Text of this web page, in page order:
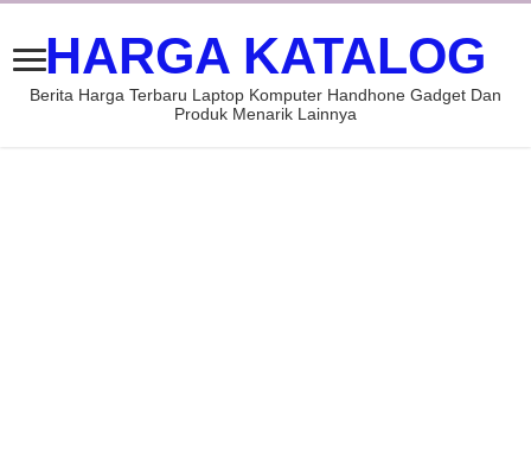
HARGA KATALOG
Berita Harga Terbaru Laptop Komputer Handhone Gadget Dan
Produk Menarik Lainnya